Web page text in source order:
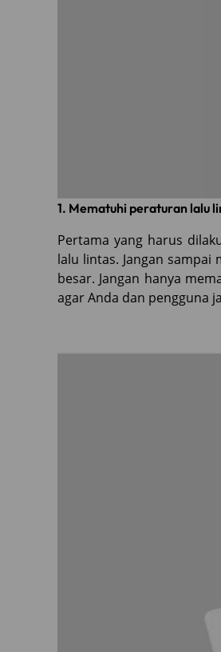
1. Mematuhi peraturan lalu
Pertama yang harus
lalu lintas. Jangan sampai
besar. Jangan hanya
agar Anda dan pengguna